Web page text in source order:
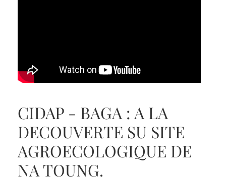
CIDAP - BAGA : A LA
DECOUVERTE SU SITE
AGROECOLOGIQUE DE
NA TOUNG.